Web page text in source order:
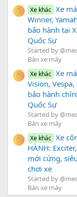
Xe khác Xe
Winner,
bảo hành tại
Quốc Sự
Started by
Bán xe máy
Xe khác Xe
Vision,
bảo hành
Quốc Sự
Started by
Bán xe máy
Xe khác Xe
HÀNH:
mới cứng,
chơi xe
Started by
Bán xe máy